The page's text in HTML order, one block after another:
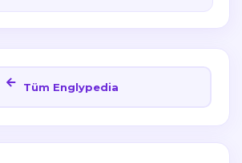
Tüm Englypedia